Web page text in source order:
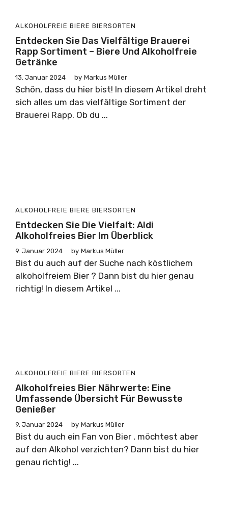
ALKOHOLFREIE BIERE BIERSORTEN
Entdecken Sie Das Vielfältige Brauerei
Rapp Sortiment – Biere Und Alkoholfreie
Getränke
13. Januar 2024 by Markus Müller
Schön, dass du hier bist! In diesem Artikel dreht
sich alles um das vielfältige Sortiment der
Brauerei Rapp. Ob du ...
ALKOHOLFREIE BIERE BIERSORTEN
Entdecken Sie Die Vielfalt: Aldi
Alkoholfreies Bier Im Überblick
9. Januar 2024 by Markus Müller
Bist du auch auf der Suche nach köstlichem
alkoholfreiem Bier ? Dann bist du hier genau
richtig! In diesem Artikel ...
ALKOHOLFREIE BIERE BIERSORTEN
Alkoholfreies Bier Nährwerte: Eine
Umfassende Übersicht Für Bewusste
Genießer
9. Januar 2024 by Markus Müller
Bist du auch ein Fan von Bier , möchtest aber
auf den Alkohol verzichten? Dann bist du hier
genau richtig! ...